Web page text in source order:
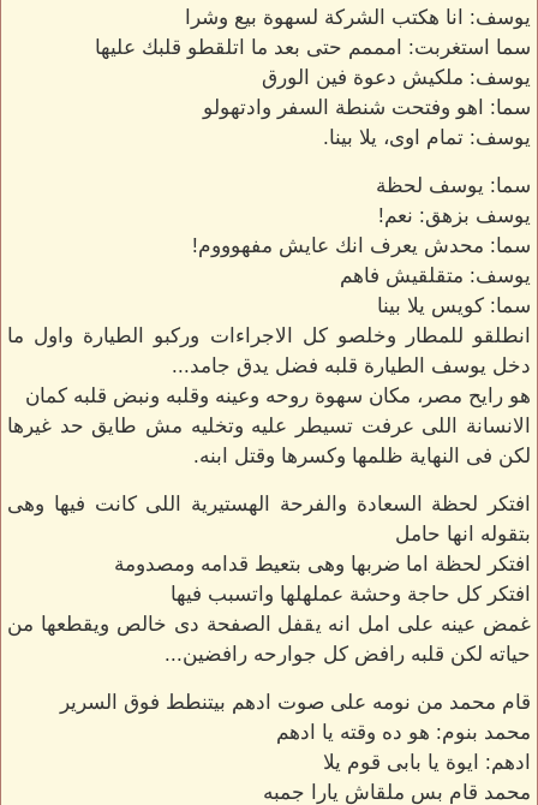
يوسف: انا هكتب الشركة لسهوة بيع وشرا
سما استغربت: امممم حتى بعد ما اتلقطو قلبك عليها
يوسف: ملكيش دعوة فين الورق
سما: اهو وفتحت شنطة السفر وادتهولو
يوسف: تمام اوى، يلا بينا.
سما: يوسف لحظة
يوسف بزهق: نعم!
سما: محدش يعرف انك عايش مفهوووم!
يوسف: متقلقيش فاهم
سما: كويس يلا بينا
انطلقو للمطار وخلصو كل الاجراءات وركبو الطيارة واول ما
دخل يوسف الطيارة قلبه فضل يدق جامد...
هو رايح مصر، مكان سهوة روحه وعينه وقلبه ونبض قلبه كمان
الانسانة اللى عرفت تسيطر عليه وتخليه مش طايق حد غيرها
لكن فى النهاية ظلمها وكسرها وقتل ابنه.
افتكر لحظة السعادة والفرحة الهستيرية اللى كانت فيها وهى
بتقوله انها حامل
افتكر لحظة اما ضربها وهى بتعيط قدامه ومصدومة
افتكر كل حاجة وحشة عملهلها واتسبب فيها
غمض عينه على امل انه يقفل الصفحة دى خالص ويقطعها من
حياته لكن قلبه رافض كل جوارحه رافضين...
قام محمد من نومه على صوت ادهم بيتنطط فوق السرير
محمد بنوم: هو ده وقته يا ادهم
ادهم: ايوة يا بابى قوم يلا
محمد قام بس ملقاش يارا جمبه